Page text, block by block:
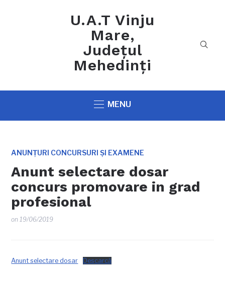
U.A.T Vinju
Mare,
Județul
Mehedinți
MENU
ANUNȚURI CONCURSURI ȘI EXAMENE
Anunt selectare dosar
concurs promovare in grad
profesional
on19/06/2019
Anunt selectare dosar Descarcă